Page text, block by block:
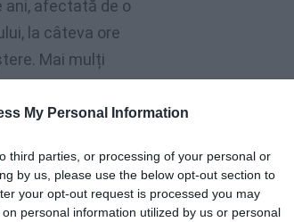
My Personal Information
third parties, or processing of your personal or
by us, please use the below opt-out section to
your opt-out request is processed you may
personal information utilized by us or personal
ani, afectată de o
la câteva ore
Mai mulți
din Imperia
dar la ora 4 a
o casă de